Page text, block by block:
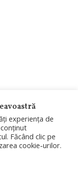
experiența de
Făcând clic pe
cookie-urilor.